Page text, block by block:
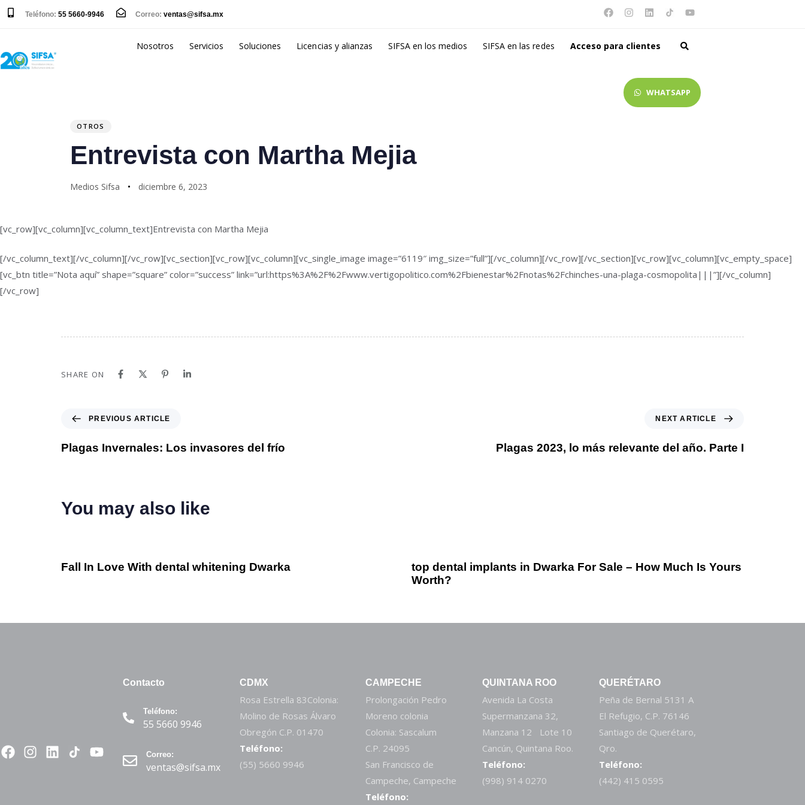
Teléfono: 55 5660-9946 Correo: ventas@sifsa.mx
Nosotros Servicios Soluciones Licencias y alianzas SIFSA en los medios SIFSA en las redes Acceso para clientes
WHATSAPP
OTROS
Entrevista con Martha Mejia
Medios Sifsa diciembre 6, 2023
[vc_row][vc_column][vc_column_text]Entrevista con Martha Mejia
[/vc_column_text][/vc_column][/vc_row][vc_section][vc_row][vc_column][vc_single_image image=”6119″ img_size=”full”][/vc_column][/vc_row][/vc_section][vc_row][vc_column][vc_empty_space]
[vc_btn title=”Nota aquí” shape=”square” color=”success” link=”url:https%3A%2F%2Fwww.vertigopolitico.com%2Fbienestar%2Fnotas%2Fchinches-una-plaga-cosmopolita|||”][/vc_column]
[/vc_row]
SHARE ON
PREVIOUS ARTICLE
Plagas Invernales: Los invasores del frío
NEXT ARTICLE
Plagas 2023, lo más relevante del año. Parte I
You may also like
Fall In Love With dental whitening Dwarka
top dental implants in Dwarka For Sale – How Much Is Yours
Worth?
Contacto
Teléfono:
55 5660 9946
Correo:
ventas@sifsa.mx
CDMX
Rosa Estrella 83Colonia:
Molino de Rosas Álvaro
Obregón C.P. 01470
Teléfono:
(55) 5660 9946
CAMPECHE
Prolongación Pedro
Moreno colonia
Colonia: Sascalum
C.P. 24095
San Francisco de
Campeche, Campeche
Teléfono:
QUINTANA ROO
Avenida La Costa
Supermanzana 32,
Manzana 12 Lote 10
Cancún, Quintana Roo.
Teléfono:
(998) 914 0270
QUERÉTARO
Peña de Bernal 5131 A
El Refugio, C.P. 76146
Santiago de Querétaro,
Qro.
Teléfono:
(442) 415 0595